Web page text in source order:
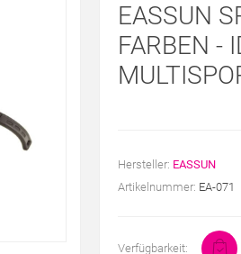
EASSUN
FARBEN -
Hersteller: EASSUN
Artikelnummer: EA-071
Verfügbarkeit: